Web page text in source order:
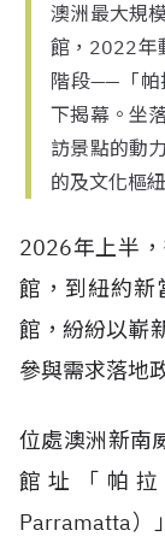
澳洲最大規
館，2022年
階段——「帕
下揭幕。坐
訪景點的動
的及文化樞
2026年上半
館，到紐約新
館，紛紛以嶄
參與需求落地
位處澳洲新南
館址「帕拉
Parramatta）